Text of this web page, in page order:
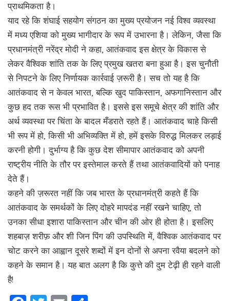
प्राथमिकता है।
याद रहे कि शंघाई सहयोग संगठन का मुख्य प्रयोजन नई विश्व व्यवस्था
में मध्य एशिया को मुख्य भागीदार के रूप में उभारना है। लेकिन, जैसा कि
प्रधानमंत्री नरेंद्र मोदी ने कहा, आतंकवाद इस क्षेत्र के विकास से
लेकर वैश्विक शांति तक के लिए प्रमुख खतरा बना हुआ है। इस चुनौती
से निपटने के लिए निर्णायक कार्रवाई ज़रूरी है। सच तो यह है कि
आतंकवाद से न केवल भारत, बल्कि खुद पाकिस्तान, अफगानिस्तान और
कुछ हद तक रूस भी प्रभावित है। इससे इस समूचे क्षेत्र की शांति और
अर्थ व्यवस्था पर चिंता के बादल मँडराते रहते हैं। आतंकवाद चाहे किसी
भी रूप में हो, किसी भी अभिव्यक्ति में हो, हमें इसके विरुद्ध मिलकर लड़ाई
करनी होगी। दुर्भाग्य है कि कुछ देश सीमापार आतंकवाद को अपनी
राष्ट्रीय नीति के तौर पर इस्तेमाल करते हैं तथा आतंकवादियों को पनाह
देते हैं।
कहने की ज़रूरत नहीं कि जब भारत के प्रधानमंत्री कहते हैं कि
आतंकवाद के समर्थकों के लिए दोहरे मापदंड नहीं रखने चाहिए, तो
उनका सीधा इशारा पाकिस्तान और चीन की ओर ही होता है। इसलिए
शहबाज़ शरीफ़ और शी जिन पिंग की उपस्थिति में, वैश्विक आतंकवाद पर
चोट करने का आह्वान दूसरे शब्दों में इन दोनों से अपना रवैया बदलने को
कहने के समान है। यह बात अलग है कि कुत्ते की दुम टेढ़ी ही रहने वाली
है!